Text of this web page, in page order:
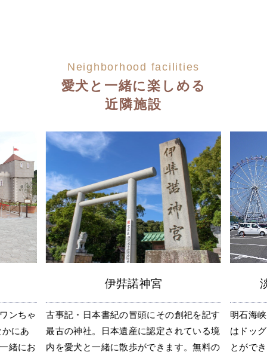
Neighborhood facilities
愛犬と一緒に楽しめる
近隣施設
ンちゃ
にあ
緒にお
伊弉諾神宮
古事記・日本書紀の冒頭にその創祀を記す
最古の神社。日本遺産に認定されている境
内を愛犬と一緒に散歩ができます。無料の
明石海
はドッ
とがで